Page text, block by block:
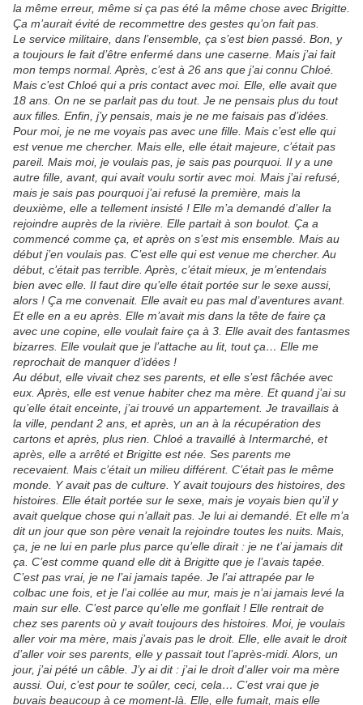
la même erreur, même si ça pas été la même chose avec Brigitte.
Ça m’aurait évité de recommettre des gestes qu’on fait pas.
Le service militaire, dans l’ensemble, ça s’est bien passé. Bon, y
a toujours le fait d’être enfermé dans une caserne. Mais j’ai fait
mon temps normal. Après, c’est à 26 ans que j’ai connu Chloé.
Mais c’est Chloé qui a pris contact avec moi. Elle, elle avait que
18 ans. On ne se parlait pas du tout. Je ne pensais plus du tout
aux filles. Enfin, j’y pensais, mais je ne me faisais pas d’idées.
Pour moi, je ne me voyais pas avec une fille. Mais c’est elle qui
est venue me chercher. Mais elle, elle était majeure, c’était pas
pareil. Mais moi, je voulais pas, je sais pas pourquoi. Il y a une
autre fille, avant, qui avait voulu sortir avec moi. Mais j’ai refusé,
mais je sais pas pourquoi j’ai refusé la première, mais la
deuxième, elle a tellement insisté ! Elle m’a demandé d’aller la
rejoindre auprès de la rivière. Elle partait à son boulot. Ça a
commencé comme ça, et après on s’est mis ensemble. Mais au
début j’en voulais pas. C’est elle qui est venue me chercher. Au
début, c’était pas terrible. Après, c’était mieux, je m’entendais
bien avec elle. Il faut dire qu’elle était portée sur le sexe aussi,
alors ! Ça me convenait. Elle avait eu pas mal d’aventures avant.
Et elle en a eu après. Elle m’avait mis dans la tête de faire ça
avec une copine, elle voulait faire ça à 3. Elle avait des fantasmes
bizarres. Elle voulait que je l’attache au lit, tout ça… Elle me
reprochait de manquer d’idées !
Au début, elle vivait chez ses parents, et elle s’est fâchée avec
eux. Après, elle est venue habiter chez ma mère. Et quand j’ai su
qu’elle était enceinte, j’ai trouvé un appartement. Je travaillais à
la ville, pendant 2 ans, et après, un an à la récupération des
cartons et après, plus rien. Chloé a travaillé à Intermarché, et
après, elle a arrêté et Brigitte est née. Ses parents me
recevaient. Mais c’était un milieu différent. C’était pas le même
monde. Y avait pas de culture. Y avait toujours des histoires, des
histoires. Elle était portée sur le sexe, mais je voyais bien qu’il y
avait quelque chose qui n’allait pas. Je lui ai demandé. Et elle m’a
dit un jour que son père venait la rejoindre toutes les nuits. Mais,
ça, je ne lui en parle plus parce qu’elle dirait : je ne t’ai jamais dit
ça. C’est comme quand elle dit à Brigitte que je l’avais tapée.
C’est pas vrai, je ne l’ai jamais tapée. Je l’ai attrapée par le
colbac une fois, et je l’ai collée au mur, mais je n’ai jamais levé la
main sur elle. C’est parce qu’elle me gonflait ! Elle rentrait de
chez ses parents où y avait toujours des histoires. Moi, je voulais
aller voir ma mère, mais j’avais pas le droit. Elle, elle avait le droit
d’aller voir ses parents, elle y passait tout l’après-midi. Alors, un
jour, j’ai pété un câble. J’y ai dit : j’ai le droit d’aller voir ma mère
aussi. Oui, c’est pour te soûler, ceci, cela… C’est vrai que je
buvais beaucoup à ce moment-là. Elle, elle fumait, mais elle